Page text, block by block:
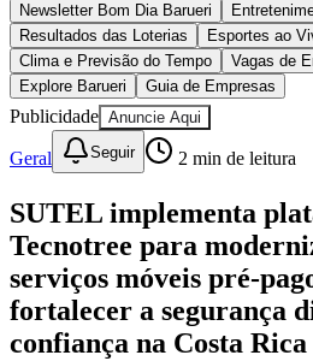
Newsletter Bom Dia Barueri
Resultados das Loterias
Esportes ao
Clima e Previsão do Tempo
Vagas de
Explore Barueri
Guia de Empresas
Publicidade Anuncie Aqui
Geral Seguir 2 min de leitura
SUTEL implementa
Tecnotree para
serviços móveis pré-
fortalecer a segurança
confiança na Costa Rica